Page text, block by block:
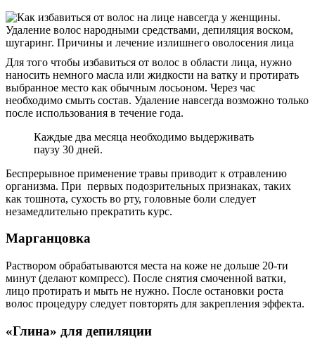
Для того чтобы избавиться от волос в области лица, нужно
наносить немного масла или жидкости на ватку и протирать
выбранное место как обычным лосьоном. Через час
необходимо смыть состав. Удаление навсегда возможно только
после использования в течение года.
Каждые два месяца необходимо выдерживать
паузу 30 дней.
Беспрерывное применение травы приводит к отравлению
организма. При первых подозрительных признаках, таких
как тошнота, сухость во рту, головные боли следует
незамедлительно прекратить курс.
Марганцовка
Раствором обрабатываются места на коже не дольше 20-ти
минут (делают компресс). После снятия смоченной ватки,
лицо протирать и мыть не нужно. После остановки роста
волос процедуру следует повторять для закрепления эффекта.
«Глина» для депиляции